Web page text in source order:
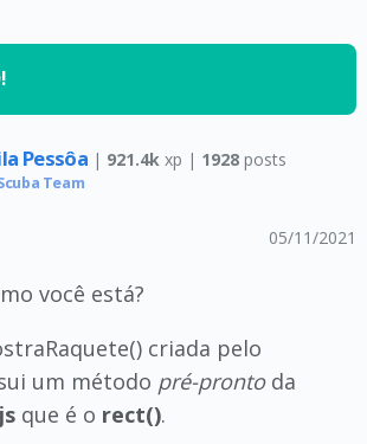
Pessôa | 921.4k xp | 1928posts
Team
05/11/2021
você está?
criada pelo
um método pré-prontoda
que é o rect().